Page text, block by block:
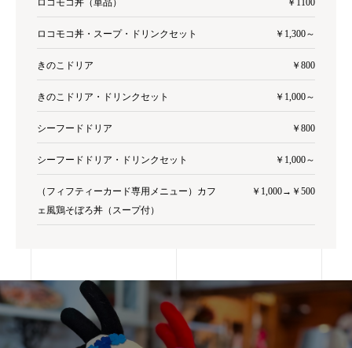
ロコモコ丼・スープ・ドリンクセット ￥1,300～
きのこドリア ￥800
きのこドリア・ドリンクセット ￥1,000～
シーフードドリア ￥800
シーフードドリア・ドリンクセット ￥1,000～
（フィフティーカード専用メニュー）カフ
ェ風鶏そぼろ丼（スープ付）
￥1,000→￥500